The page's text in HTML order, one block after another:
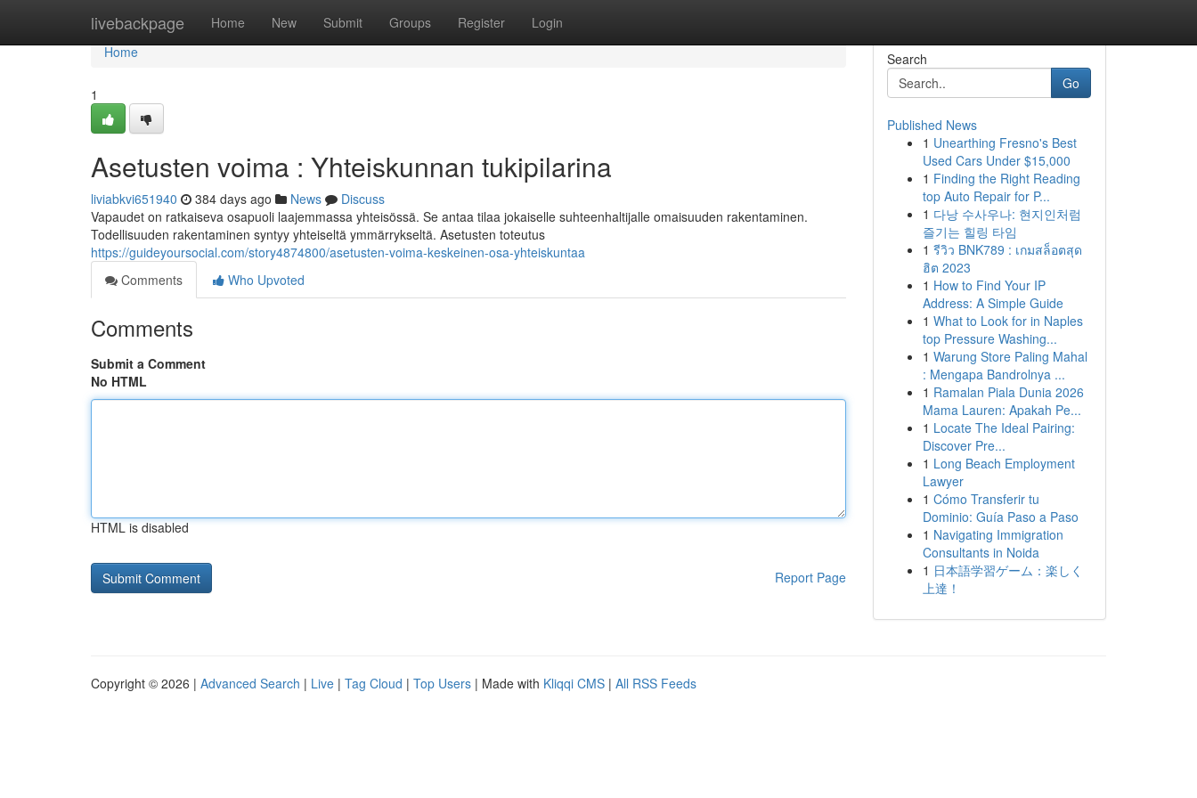
livebackpage Home New Submit Groups Register Login
Home
Home
1
Asetusten voima : Yhteiskunnan tukipilarina
liviabkvi651940 384 days ago News
Discuss
Vapaudet on ratkaiseva osapuoli laajemmassa yhteisössä. Se antaa tilaa jokaiselle suhteenhaltijalle omaisuuden rakentaminen.
Todellisuuden rakentaminen syntyy yhteiseltä ymmärrykseltä. Asetusten toteutus
https://guideyoursocial.com/story4874800/asetusten-voima-keskeinen-osa-yhteiskuntaa
Comments
Who Upvoted
Comments
Submit a Comment
No HTML
HTML is disabled
Report Page
Search
Go
Published News
1 Unearthing Fresno's Best
Used Cars Under $15,000
1 Finding the Right Reading
top Auto Repair for P...
1 다낭 수사우나: 현지인처럼
즐기는 힐링 타임
1 รีวิว BNK789 : เกมสล็อตสุด
ฮิต 2023
1 How to Find Your IP
Address: A Simple Guide
1 What to Look for in Naples
top Pressure Washing...
1 Warung Store Paling Mahal
: Mengapa Bandrolnya ...
1 Ramalan Piala Dunia 2026
Mama Lauren: Apakah Pe...
1 Locate The Ideal Pairing:
Discover Pre...
1 Long Beach Employment
Lawyer
1 Cómo Transferir tu
Dominio: Guía Paso a Paso
1 Navigating Immigration
Consultants in Noida
1 日本語学習ゲーム：楽しく
上達！
Copyright © 2026 | Advanced Search | Live | Tag Cloud | Top Users | Made with Kliqqi CMS | All RSS Feeds